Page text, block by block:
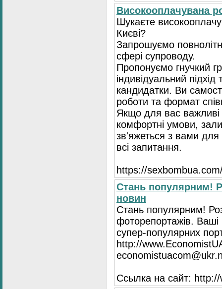
Високооплачувана
Шукаєте
Києві?
Запрошуємо
сфері супроводу.
Пропонуємо гнучкий
індивідуальний
кандидатки. Ви
роботи та формат
Якщо для вас важливі
комфортні умови,
зв'яжеться з вами для
всі запитання.
https://
Стань популярним!
новин
Стань популярним!
фоторепортажів. Ваші
супер-популярних
http://
Ссылка на сайт: